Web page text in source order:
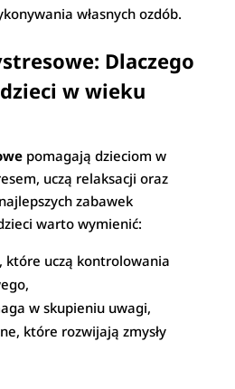
własnych ozdób.
Dlaczego
w wieku
pomagają dzieciom w
uczą relaksacji oraz
zabawek
warto wymienić:
które uczą kontrolowania
w skupieniu uwagi,
które rozwijają zmysły